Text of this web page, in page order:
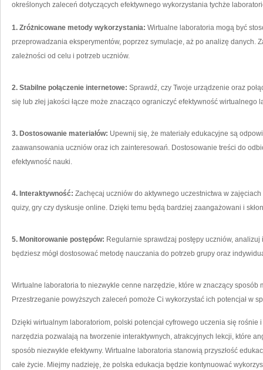
⁤określonych zaleceń dotyczących efektywnego wykorzystania tychże
1. Zróżnicowane metody wykorzystania: Wirtualne laboratoria mogą być⁢
przeprowadzania eksperymentów, poprzez symulacje, ‍aż po analizę danych.
zależności od celu i potrzeb ⁢uczniów.
2. Stabilne‍ połączenie internetowe: Sprawdź, czy Twoje​ urządzenie oraz
się ​lub złej jakości łącze może znacząco ograniczyć ‍efektywność wirtualnego
3.⁢ Dostosowanie materiałów: Upewnij się, że‍ materiały edukacyjne są
zaawansowania uczniów oraz ich zainteresowań. Dostosowanie treści do
efektywność nauki.
4. Interaktywność: Zachęcaj uczniów do aktywnego uczestnictwa w
quizy,‍ gry czy dyskusje online. Dzięki temu będą bardziej ⁤zaangażowani i
5. Monitorowanie ⁣postępów: Regularnie sprawdzaj postępy ‍uczniów,
będziesz mógł dostosować metodę nauczania do potrzeb grupy oraz
Wirtualne laboratoria to niezwykle cenne narzędzie, które w znaczący sposób
Przestrzeganie ‌powyższych zaleceń pomoże ⁣Ci wykorzystać ich potencjał w
Dzięki wirtualnym‌ laboratoriom, ⁢polski potencjał cyfrowego uczenia się
narzędzia pozwalają na tworzenie interaktywnych, atrakcyjnych ⁢lekcji, które
sposób niezwykle efektywny. Wirtualne laboratoria stanowią przyszłość
całe życie. Miejmy nadzieję, że ‌polska edukacja będzie⁣ kontynuować